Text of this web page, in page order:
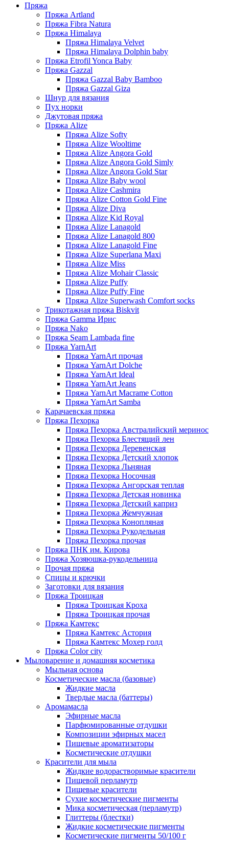
Пряжа
Пряжа Artland
Пряжа Fibra Natura
Пряжа Himalaya
Пряжа Himalaya Velvet
Пряжа Himalaya Dolphin baby
Пряжа Etrofil Yonca Baby
Пряжа Gazzal
Пряжа Gazzal Baby Bamboo
Пряжа Gazzal Giza
Шнур для вязания
Пух норки
Джутовая пряжа
Пряжа Alize
Пряжа Alize Softy
Пряжа Alize Wooltime
Пряжа Alize Angora Gold
Пряжа Alize Angora Gold Simly
Пряжа Alize Angora Gold Star
Пряжа Alize Baby wool
Пряжа Alize Cashmira
Пряжа Alize Cotton Gold Fine
Пряжа Alize Diva
Пряжа Alize Kid Royal
Пряжа Alize Lanagold
Пряжа Alize Lanagold 800
Пряжа Alize Lanagold Fine
Пряжа Alize Superlana Maxi
Пряжа Alize Miss
Пряжа Alize Mohair Classic
Пряжа Alize Puffy
Пряжа Alize Puffy Fine
Пряжа Alize Superwash Comfort socks
Трикотажная пряжа Biskvit
Пряжа Gamma Ирис
Пряжа Nako
Пряжа Seam Lambada fine
Пряжа YarnArt
Пряжа YarnArt прочая
Пряжа YarnArt Dolche
Пряжа YarnArt Ideal
Пряжа YarnArt Jeans
Пряжа YarnArt Macrame Cotton
Пряжа YarnArt Samba
Карачаевская пряжа
Пряжа Пехорка
Пряжа Пехорка Австралийский меринос
Пряжа Пехорка Блестящий лен
Пряжа Пехорка Деревенская
Пряжа Пехорка Детский хлопок
Пряжа Пехорка Льняная
Пряжа Пехорка Носочная
Пряжа Пехорка Ангорская теплая
Пряжа Пехорка Детская новинка
Пряжа Пехорка Детский каприз
Пряжа Пехорка Жемчужная
Пряжа Пехорка Конопляная
Пряжа Пехорка Рукодельная
Пряжа Пехорка прочая
Пряжа ПНК им. Кирова
Пряжа Хозяюшка-рукодельница
Прочая пряжа
Спицы и крючки
Заготовки для вязания
Пряжа Троицкая
Пряжа Троицкая Кроха
Пряжа Троицкая прочая
Пряжа Камтекс
Пряжа Камтекс Астория
Пряжа Камтекс Мохер голд
Пряжа Color city
Мыловарение и домашняя косметика
Мыльная основа
Косметические масла (базовые)
Жидкие масла
Твердые масла (баттеры)
Аромамасла
Эфирные масла
Парфюмированные отдушки
Композиции эфирных масел
Пищевые ароматизаторы
Косметические отдушки
Красители для мыла
Жидкие водорастворимые красители
Пищевой перламутр
Пищевые красители
Сухие косметические пигменты
Мика косметическая (перламутр)
Глиттеры (блестки)
Жидкие косметические пигменты
Косметические пигменты 50/100 г